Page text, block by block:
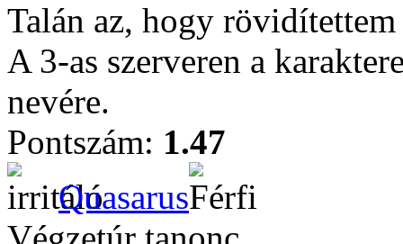
Talán az, hogy rövidítettem
A 3-as szerveren a
nevére.
Pontszám: 1.47
Quasarus